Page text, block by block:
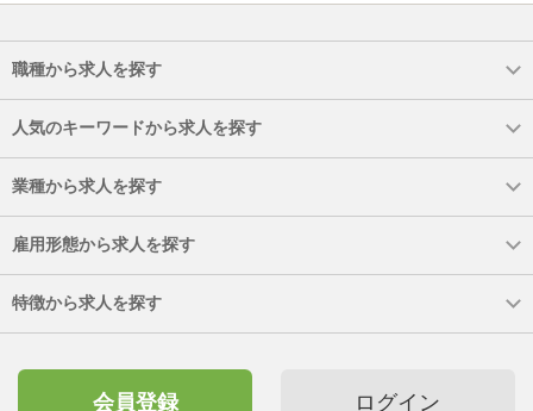
職種から求人を探す
人気のキーワードから求人を探す
業種から求人を探す
雇用形態から求人を探す
特徴から求人を探す
会員登録 ログイン